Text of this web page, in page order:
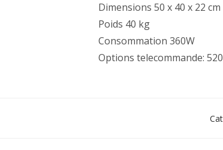
Dimensions 50 x 40 x 22 cm
Poids 40 kg
Consommation 360W
Options telecommande: